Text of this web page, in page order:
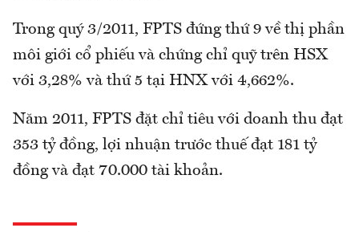
Trong quý 3/2011, FPTS đứng thứ 9 về thị phần
môi giới cổ phiếu và chứng chỉ quỹ trên HSX
với 3,28% và thứ 5 tại HNX với 4,662%.
Năm 2011, FPTS đặt chỉ tiêu với doanh thu đạt
353 tỷ đồng, lợi nhuận trước thuế đạt 181 tỷ
đồng và đạt 70.000 tài khoản.